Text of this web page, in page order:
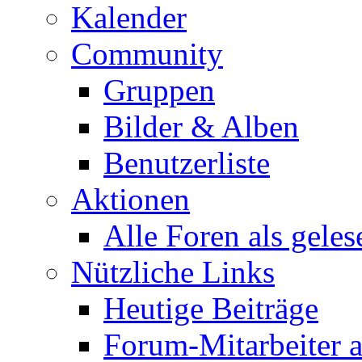
Kalender
Community
Gruppen
Bilder & Alben
Benutzerliste
Aktionen
Alle Foren als
Nützliche Links
Heutige Beiträge
Forum-Mitarbeiter